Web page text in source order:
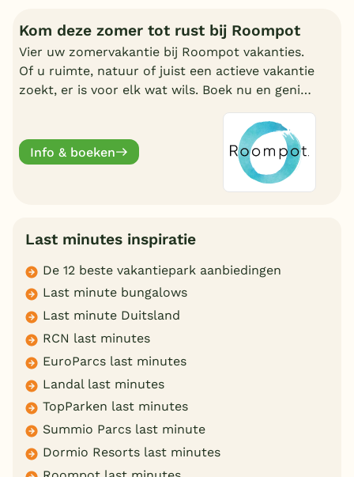
Kom deze zomer tot rust bij Roompot
Vier uw zomervakantie bij Roompot vakanties.
Of u ruimte, natuur of juist een actieve vakantie
zoekt, er is voor elk wat wils. Boek nu en geniet
Info & boeken
Last minutes inspiratie
De 12 beste vakantiepark aanbiedingen
Last minute bungalows
Last minute Duitsland
RCN last minutes
EuroParcs last minutes
Landal last minutes
TopParken last minutes
Summio Parcs last minute
Dormio Resorts last minutes